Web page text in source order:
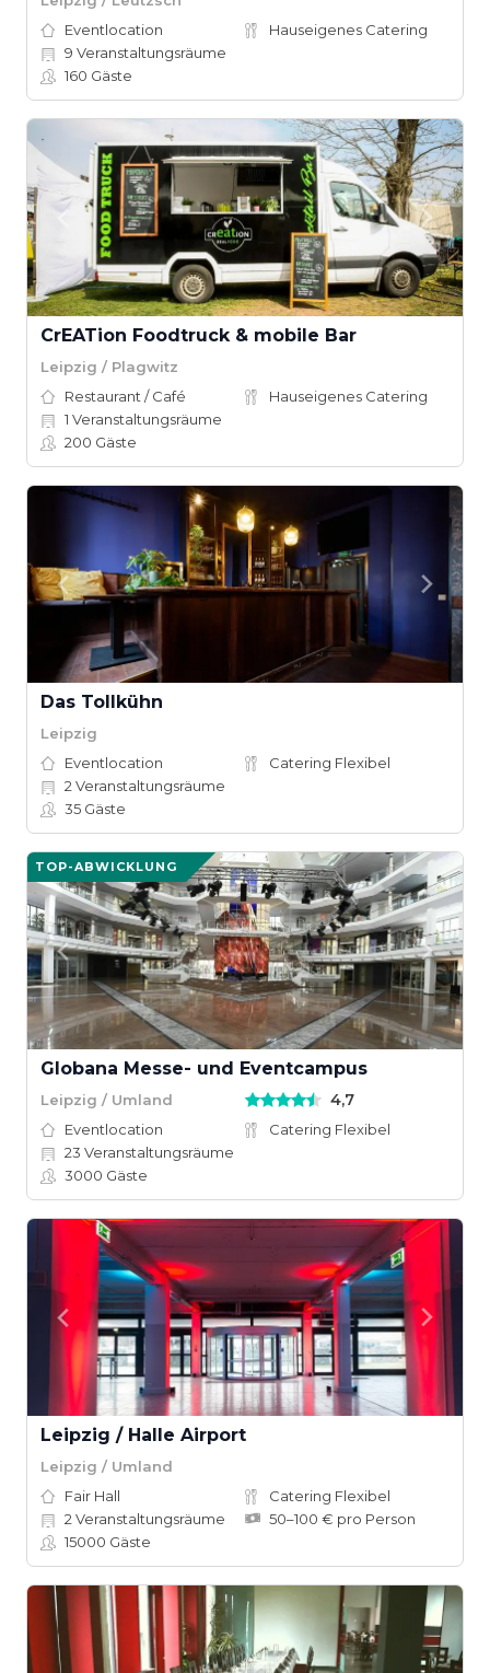
Eventlocation
Hauseigenes Catering
9 Veranstaltungsräume
160 Gäste
CrEATion Foodtruck & mobile Bar
Leipzig / Plagwitz
Restaurant / Café
Hauseigenes Catering
1 Veranstaltungsräume
200 Gäste
Das Tollkühn
Leipzig
Eventlocation
Catering Flexibel
2 Veranstaltungsräume
35 Gäste
TOP-ABWICKLUNG
Globana Messe- und Eventcampus
Leipzig / Umland 4,7
Eventlocation
Catering Flexibel
23 Veranstaltungsräume
3000 Gäste
Leipzig / Halle Airport
Leipzig / Umland
Fair Hall
Catering Flexibel
2 Veranstaltungsräume
50–100 € pro Person
15000 Gäste